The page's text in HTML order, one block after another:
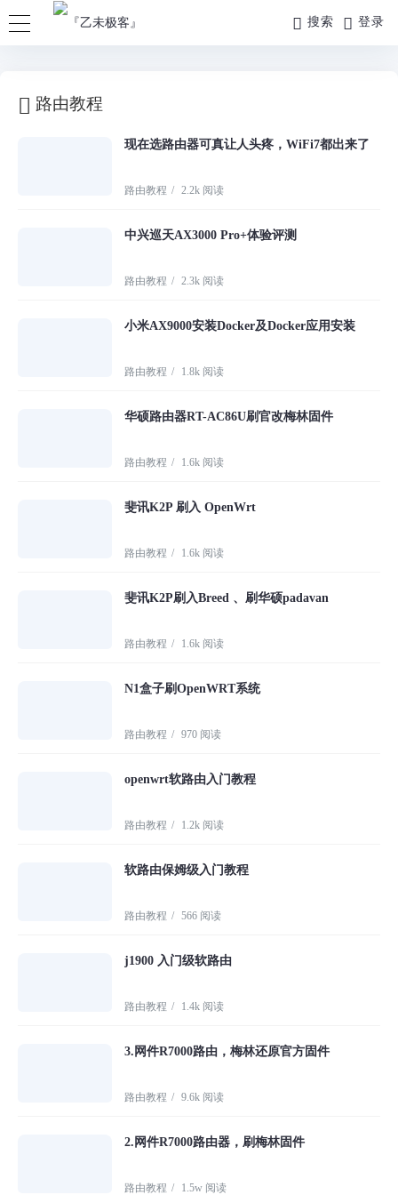
搜索 登录
路由教程
现在选路由器可真让人头疼，WiFi7都出来了
路由教程 / 2.2k 阅读
中兴巡天AX3000 Pro+体验评测
路由教程 / 2.3k 阅读
小米AX9000安装Docker及Docker应用安装
路由教程 / 1.8k 阅读
华硕路由器RT-AC86U刷官改梅林固件
路由教程 / 1.6k 阅读
斐讯K2P 刷入 OpenWrt
路由教程 / 1.6k 阅读
斐讯K2P刷入Breed 、刷华硕padavan
路由教程 / 1.6k 阅读
N1盒子刷OpenWRT系统
路由教程 / 970 阅读
openwrt软路由入门教程
路由教程 / 1.2k 阅读
软路由保姆级入门教程
路由教程 / 566 阅读
j1900 入门级软路由
路由教程 / 1.4k 阅读
3.网件R7000路由，梅林还原官方固件
路由教程 / 9.6k 阅读
2.网件R7000路由器，刷梅林固件
路由教程 / 1.5w 阅读